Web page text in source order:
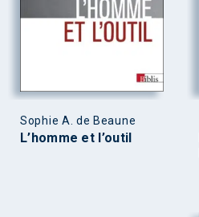
Sophie A. de Beaune
L’homme et l’outil